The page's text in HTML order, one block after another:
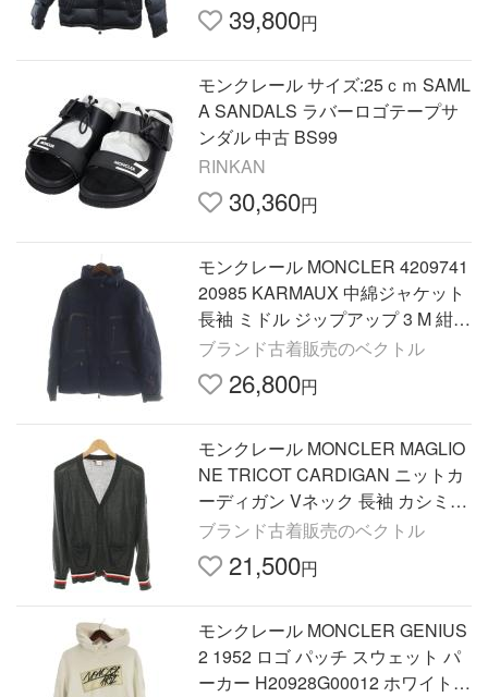
39,800円
モンクレール サイズ:25ｃｍ SAML
A SANDALS ラバーロゴテープサ
ンダル 中古 BS99
RINKAN
30,360円
モンクレール MONCLER 4209741
20985 KARMAUX 中綿ジャケット
長袖 ミドル ジップアップ 3 M 紺
ネイビー ■GY18 /MQ メンズ
ブランド古着販売のベクトル
26,800円
モンクレール MONCLER MAGLIO
NE TRICOT CARDIGAN ニットカ
ーディガン Vネック 長袖 カシミヤ
絹 L グレー C23919417900 999BE
メンズ
ブランド古着販売のベクトル
21,500円
モンクレール MONCLER GENIUS
2 1952 ロゴ パッチ スウェット パ
ーカー H20928G00012 ホワイト